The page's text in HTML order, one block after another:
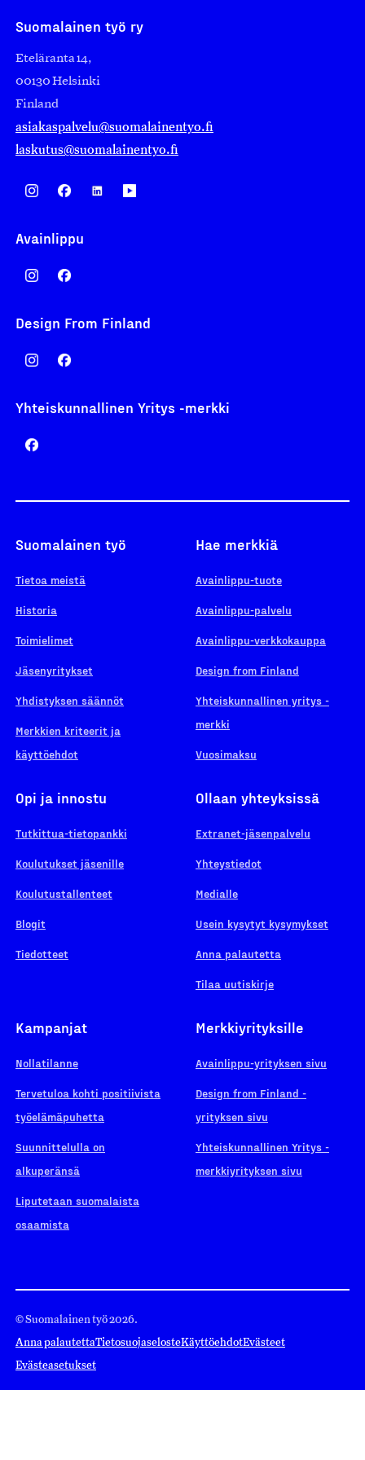
Suomalainen työ ry
Eteläranta 14,
00130 Helsinki
Finland
asiakaspalvelu@suomalainentyo.fi
laskutus@suomalainentyo.fi
Avainlippu
Design From Finland
Yhteiskunnallinen Yritys -merkki
Suomalainen työ
Tietoa meistä
Historia
Toimielimet
Jäsenyritykset
Yhdistyksen säännöt
Merkkien kriteerit ja
käyttöehdot
Hae merkkiä
Avainlippu-tuote
Avainlippu-palvelu
Avainlippu-verkkokauppa
Design from Finland
Yhteiskunnallinen yritys -
merkki
Vuosimaksu
Opi ja innostu
Tutkittua-tietopankki
Koulutukset jäsenille
Koulutustallenteet
Blogit
Tiedotteet
Ollaan yhteyksissä
Extranet-jäsenpalvelu
Yhteystiedot
Medialle
Usein kysytyt kysymykset
Anna palautetta
Tilaa uutiskirje
Kampanjat
Nollatilanne
Tervetuloa kohti positiivista
työelämäpuhetta
Suunnittelulla on
alkuperänsä
Liputetaan suomalaista
osaamista
Merkkiyrityksille
Avainlippu-yrityksen sivu
Design from Finland -
yrityksen sivu
Yhteiskunnallinen Yritys -
merkkiyrityksen sivu
© Suomalainen työ 2026.
Anna palautettaTietosuojaselosteKäyttöehdotEvästeet
Evästeasetukset